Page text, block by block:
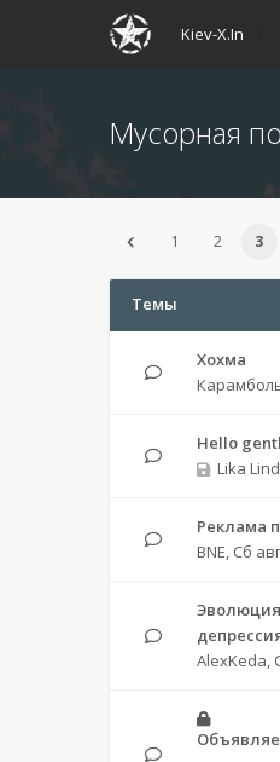
Kiev-X.In
Мусорная
1 2 3
Темы
Хохма
Hello
Lika
Реклама
BNE, Сб
AlexKeda,